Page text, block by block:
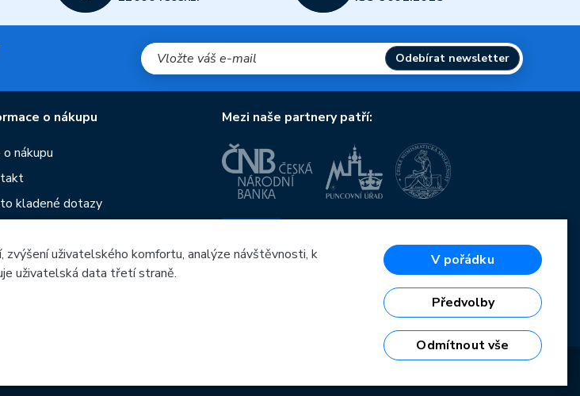
Odebírat newsletter
o nákupu
nákupu
kladené dotazy
České mincovny
Mezi naše partnery patří:
OP Podnikání a inovace pro konkurenceschopnost
Evropský fond pro regionální rozvoj
Investice do vaší budoucnosti
zvýšení uživatelského komfortu, analýze návštěvnosti, k
uživatelská data třetí straně.
V pořádku
Předvolby
Odmítnout vše